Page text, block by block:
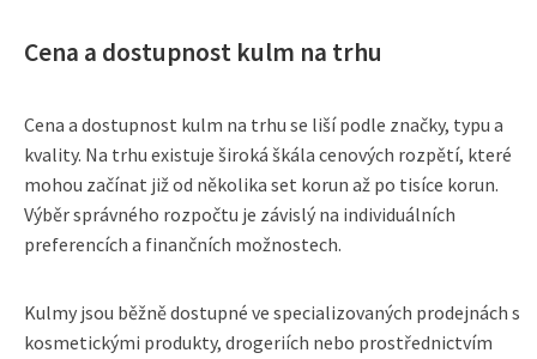
Cena a dostupnost kulm na trhu
Cena a dostupnost kulm na trhu se liší podle značky, typu a
kvality. Na trhu existuje široká škála cenových rozpětí, které
mohou začínat již od několika set korun až po tisíce korun.
Výběr správného rozpočtu je závislý na individuálních
preferencích a finančních možnostech.
Kulmy jsou běžně dostupné ve specializovaných prodejnách s
kosmetickými produkty, drogeriích nebo prostřednictvím